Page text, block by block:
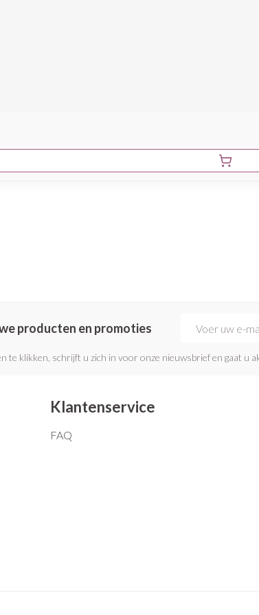
producten en promoties
te klikken, schrijft u zich in voor onze nieuwsbrief en gaat u
Klantenservice
FAQ